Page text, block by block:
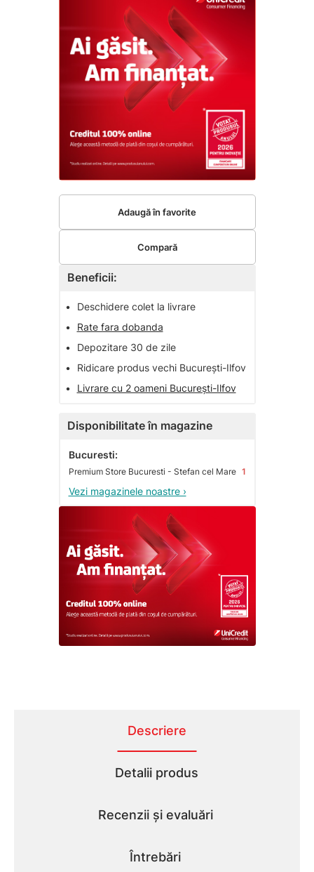
Beneficii:
•
Deschidere colet la livrare
•
Rate fara dobanda
•
Depozitare 30 de zile
•
Ridicare produs vechi București-Ilfov
•
Livrare cu 2 oameni București-Ilfov
Disponibilitate în magazine
Bucuresti:
Premium Store Bucuresti - Stefan cel Mare 1
Vezi magazinele noastre ›
Adaugă în favorite
Compară
Descriere
Detalii produs
Recenzii și evaluări
Întrebări